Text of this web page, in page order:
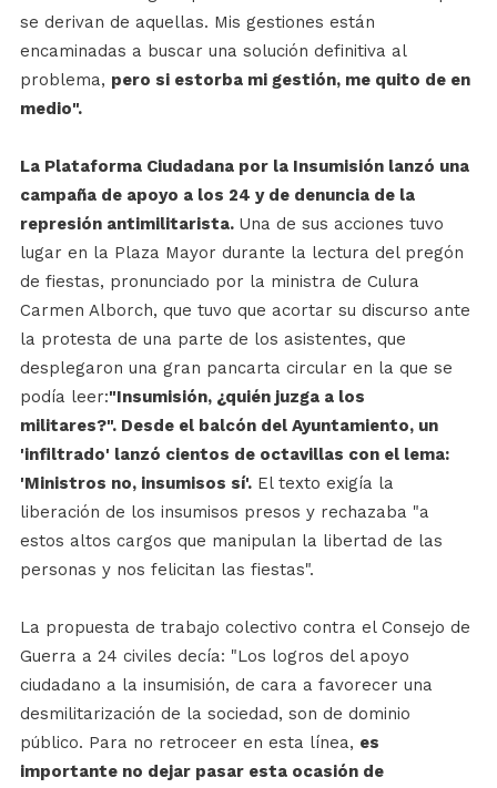
se derivan de aquellas. Mis gestiones están
encaminadas a buscar una solución definitiva al
problema, pero si estorba mi gestión, me quito de en
medio".
La Plataforma Ciudadana por la Insumisión lanzó una
campaña de apoyo a los 24 y de denuncia de la
represión antimilitarista. Una de sus acciones tuvo
lugar en la Plaza Mayor durante la lectura del pregón
de fiestas, pronunciado por la ministra de Culura
Carmen Alborch, que tuvo que acortar su discurso ante
la protesta de una parte de los asistentes, que
desplegaron una gran pancarta circular en la que se
podía leer:"Insumisión, ¿quién juzga a los
militares?". Desde el balcón del Ayuntamiento, un
'infiltrado' lanzó cientos de octavillas con el lema:
'Ministros no, insumisos sí'.El texto exigía la
liberación de los insumisos presos y rechazaba "a
estos altos cargos que manipulan la libertad de las
personas y nos felicitan las fiestas".
La propuesta de trabajo colectivo contra el Consejo de
Guerra a 24 civiles decía: "Los logros del apoyo
ciudadano a la insumisión, de cara a favorecer una
desmilitarización de la sociedad, son de dominio
público. Para no retroceer en esta línea, es
importante no dejar pasar esta ocasión de